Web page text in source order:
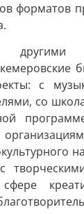
форматов
другими
с
со
с